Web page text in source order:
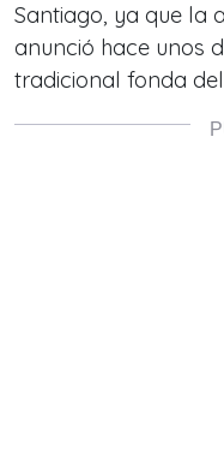
Santiago, ya que la
anunció hace unos
tradicional fonda del